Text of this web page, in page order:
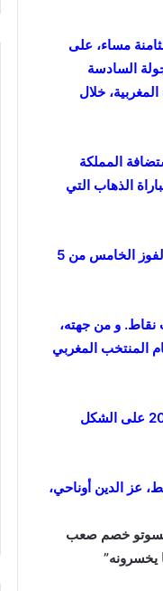
بداية من الساعة الثامنة مساء، على
السادسة
في المملكة المغربية، خلال
المملكة
لكون “أسود الأطلس”،سبق لهم الفوز على منتخب ليسوتو 1-0 في مباراة الذهاب التي
يذكر ان المنتخب المغربي قد فاز ب5-1 على مضيفه الغابون يوم الجمعة 15 نونبر 2025 و حقق الفوز الخامس من 5
بثلاث نقاط. و من جهته،
المنتخب المغربي
ومن المتوقع ان تكون تشكيلة المنتخب الوطني المغربي أمام ليسوتو في تصفيات أمم أفريقيا 2025 على الشكل
عز الدين أوناحي،
ليسوتو خصم صعب
يخسرونه”